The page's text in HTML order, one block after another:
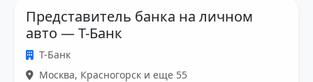
Представитель банка на личном
авто — Т-Банк
Т-Банк
Москва, Красногорск и еще 55